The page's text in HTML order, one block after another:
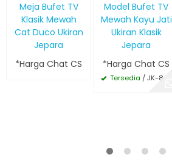
Meja Bufet TV
Klasik Mewah
Cat Duco Ukiran
Jepara
*Harga Chat CS
Model Bufet TV
Mewah Kayu Jati
Ukiran Klasik
Jepara
*Harga Chat CS
Tersedia / JK-842